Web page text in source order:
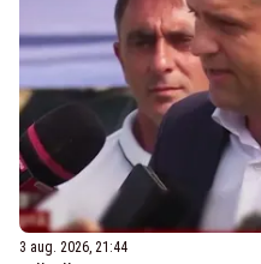
3 aug. 2026, 21:44